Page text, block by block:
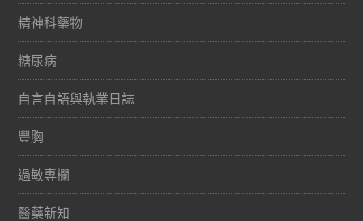
精神科藥物
糖尿病
自言自語與執業日誌
豐胸
過敏專欄
醫藥新知